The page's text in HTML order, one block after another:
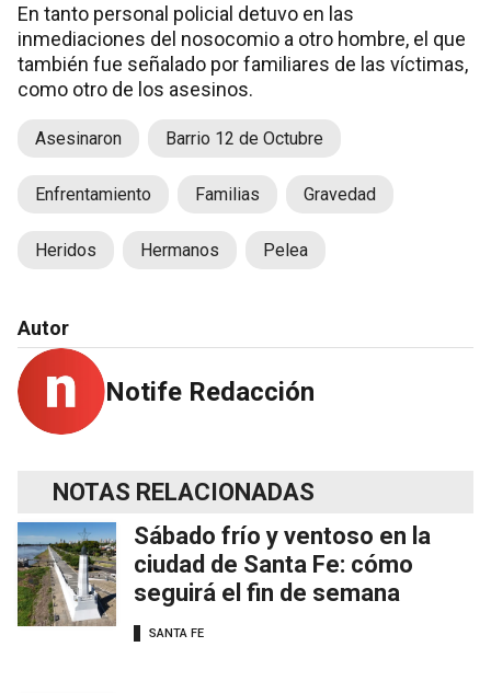
En tanto personal policial detuvo en las
inmediaciones del nosocomio a otro hombre, el que
también fue señalado por familiares de las víctimas,
como otro de los asesinos.
Asesinaron Barrio 12 de Octubre
Enfrentamiento Familias Gravedad
Heridos Hermanos Pelea
Autor
Notife Redacción
NOTAS RELACIONADAS
Sábado frío y ventoso en la
ciudad de Santa Fe: cómo
seguirá el fin de semana
SANTA FE